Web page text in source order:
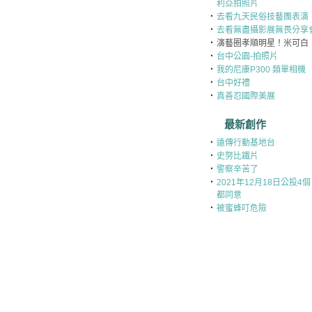
利亞拍照片
‧ 去看九天民俗技藝團表演
‧ 去看無盡攝影展無畏分享
‧ 演藝圈孝順明星！米可白
‧ 台中公園-拍照片
‧ 我的尼康P300 類單相機
‧ 台中好禮
‧ 真善忍國際美展
最新創作
‧ 遠傳行動基地台
‧ 史努比鐵片
‧ 警察辛苦了
‧ 2021年12月18日公投4個
都同意
‧ 被蜜蜂叮危險